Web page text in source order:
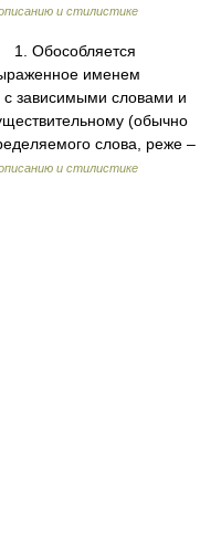
и стилистике
Обособляется
именем
зависимыми словами и
(обычно
слова, реже –
и стилистике